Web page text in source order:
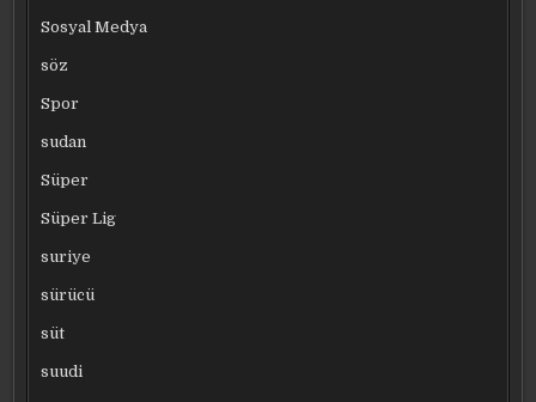
Sosyal Medya
söz
Spor
sudan
Süper
Süper Lig
suriye
sürücü
süt
suudi